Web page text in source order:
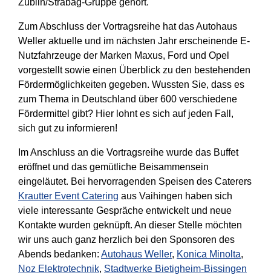
Züblin/Strabag-Gruppe gehört.
Zum Abschluss der Vortragsreihe hat das Autohaus
Weller aktuelle und im nächsten Jahr erscheinende E-
Nutzfahrzeuge der Marken Maxus, Ford und Opel
vorgestellt sowie einen Überblick zu den bestehenden
Fördermöglichkeiten gegeben. Wussten Sie, dass es
zum Thema in Deutschland über 600 verschiedene
Fördermittel gibt? Hier lohnt es sich auf jeden Fall,
sich gut zu informieren!
Im Anschluss an die Vortragsreihe wurde das Buffet
eröffnet und das gemütliche Beisammensein
eingeläutet. Bei hervorragenden Speisen des Caterers
Krautter Event Catering aus Vaihingen haben sich
viele interessante Gespräche entwickelt und neue
Kontakte wurden geknüpft. An dieser Stelle möchten
wir uns auch ganz herzlich bei den Sponsoren des
Abends bedanken: Autohaus Weller, Konica Minolta,
Noz Elektrotechnik, Stadtwerke Bietigheim-Bissingen